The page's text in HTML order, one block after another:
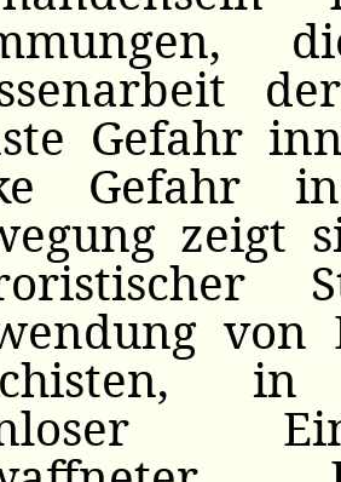
Gefahr
Gefahr
zeigt
von